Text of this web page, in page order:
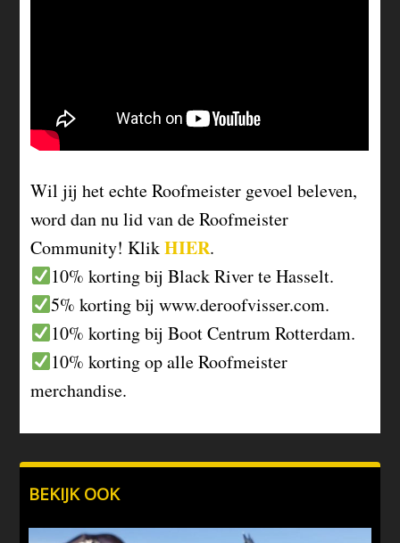
Wil jij het echte Roofmeister gevoel beleven,
word dan nu lid van de Roofmeister
Community! KlikHIER.
10% korting bij Black River te Hasselt.
5% korting bij www.deroofvisser.com.
10% korting bij Boot Centrum Rotterdam.
10% korting op alle Roofmeister
merchandise.
BEKIJK OOK